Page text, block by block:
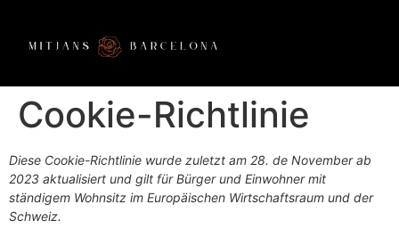
Cookie-Richtlinie
Diese Cookie-Richtlinie wurde zuletzt am 28. de November ab
2023 aktualisiert und gilt für Bürger und Einwohner mit
ständigem Wohnsitz im Europäischen Wirtschaftsraum und der
Schweiz.